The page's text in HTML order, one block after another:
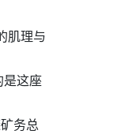
肌理与
是这座
务总